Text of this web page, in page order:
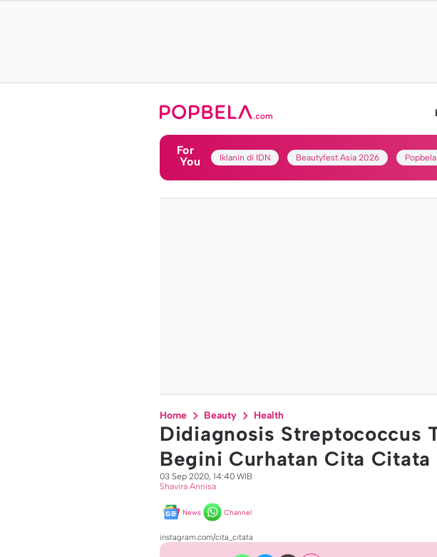
For
You
Iklanin di IDN Beautyfest Asia 2026
Home Beauty Health
Didiagnosis Streptococcus
Begini Curhatan Cita Citata
03 Sep 2020, 14:40 WIB
Shavira Annisa
News Channel
instagram.com/cita_citata